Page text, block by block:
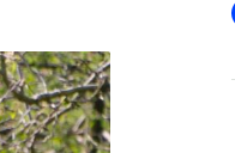
OVER
Over DWW
Contact